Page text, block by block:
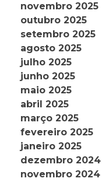
novembro 2025
outubro 2025
setembro 2025
agosto 2025
julho 2025
junho 2025
maio 2025
abril 2025
março 2025
fevereiro 2025
janeiro 2025
dezembro 2024
novembro 2024